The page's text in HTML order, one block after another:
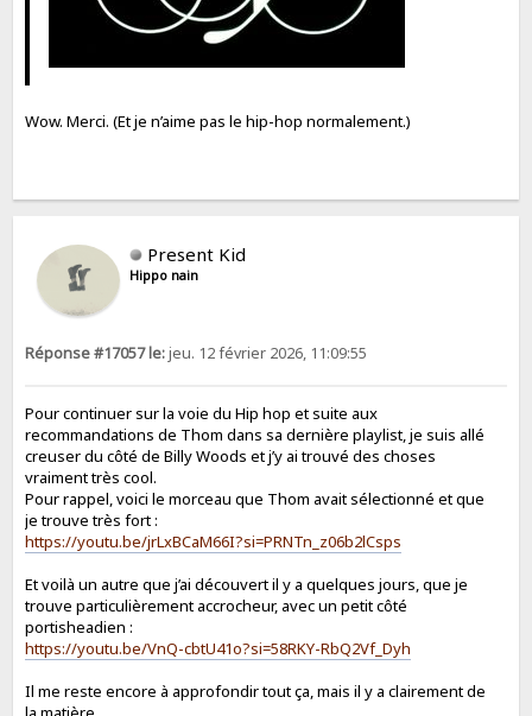
Wow. Merci. (Et je n’aime pas le hip-hop normalement.)
Present Kid
Hippo nain
Réponse #17057 le:jeu. 12 février 2026, 11:09:55
Pour continuer sur la voie du Hip hop et suite aux
recommandations de Thom dans sa dernière playlist, je suis allé
creuser du côté de Billy Woods et j’y ai trouvé des choses
vraiment très cool.
Pour rappel, voici le morceau que Thom avait sélectionné et que
je trouve très fort :
https://youtu.be/jrLxBCaM66I?si=PRNTn_z06b2lCsps
Et voilà un autre que j’ai découvert il y a quelques jours, que je
trouve particulièrement accrocheur, avec un petit côté
portisheadien :
https://youtu.be/VnQ-cbtU41o?si=58RKY-RbQ2Vf_Dyh
Il me reste encore à approfondir tout ça, mais il y a clairement de